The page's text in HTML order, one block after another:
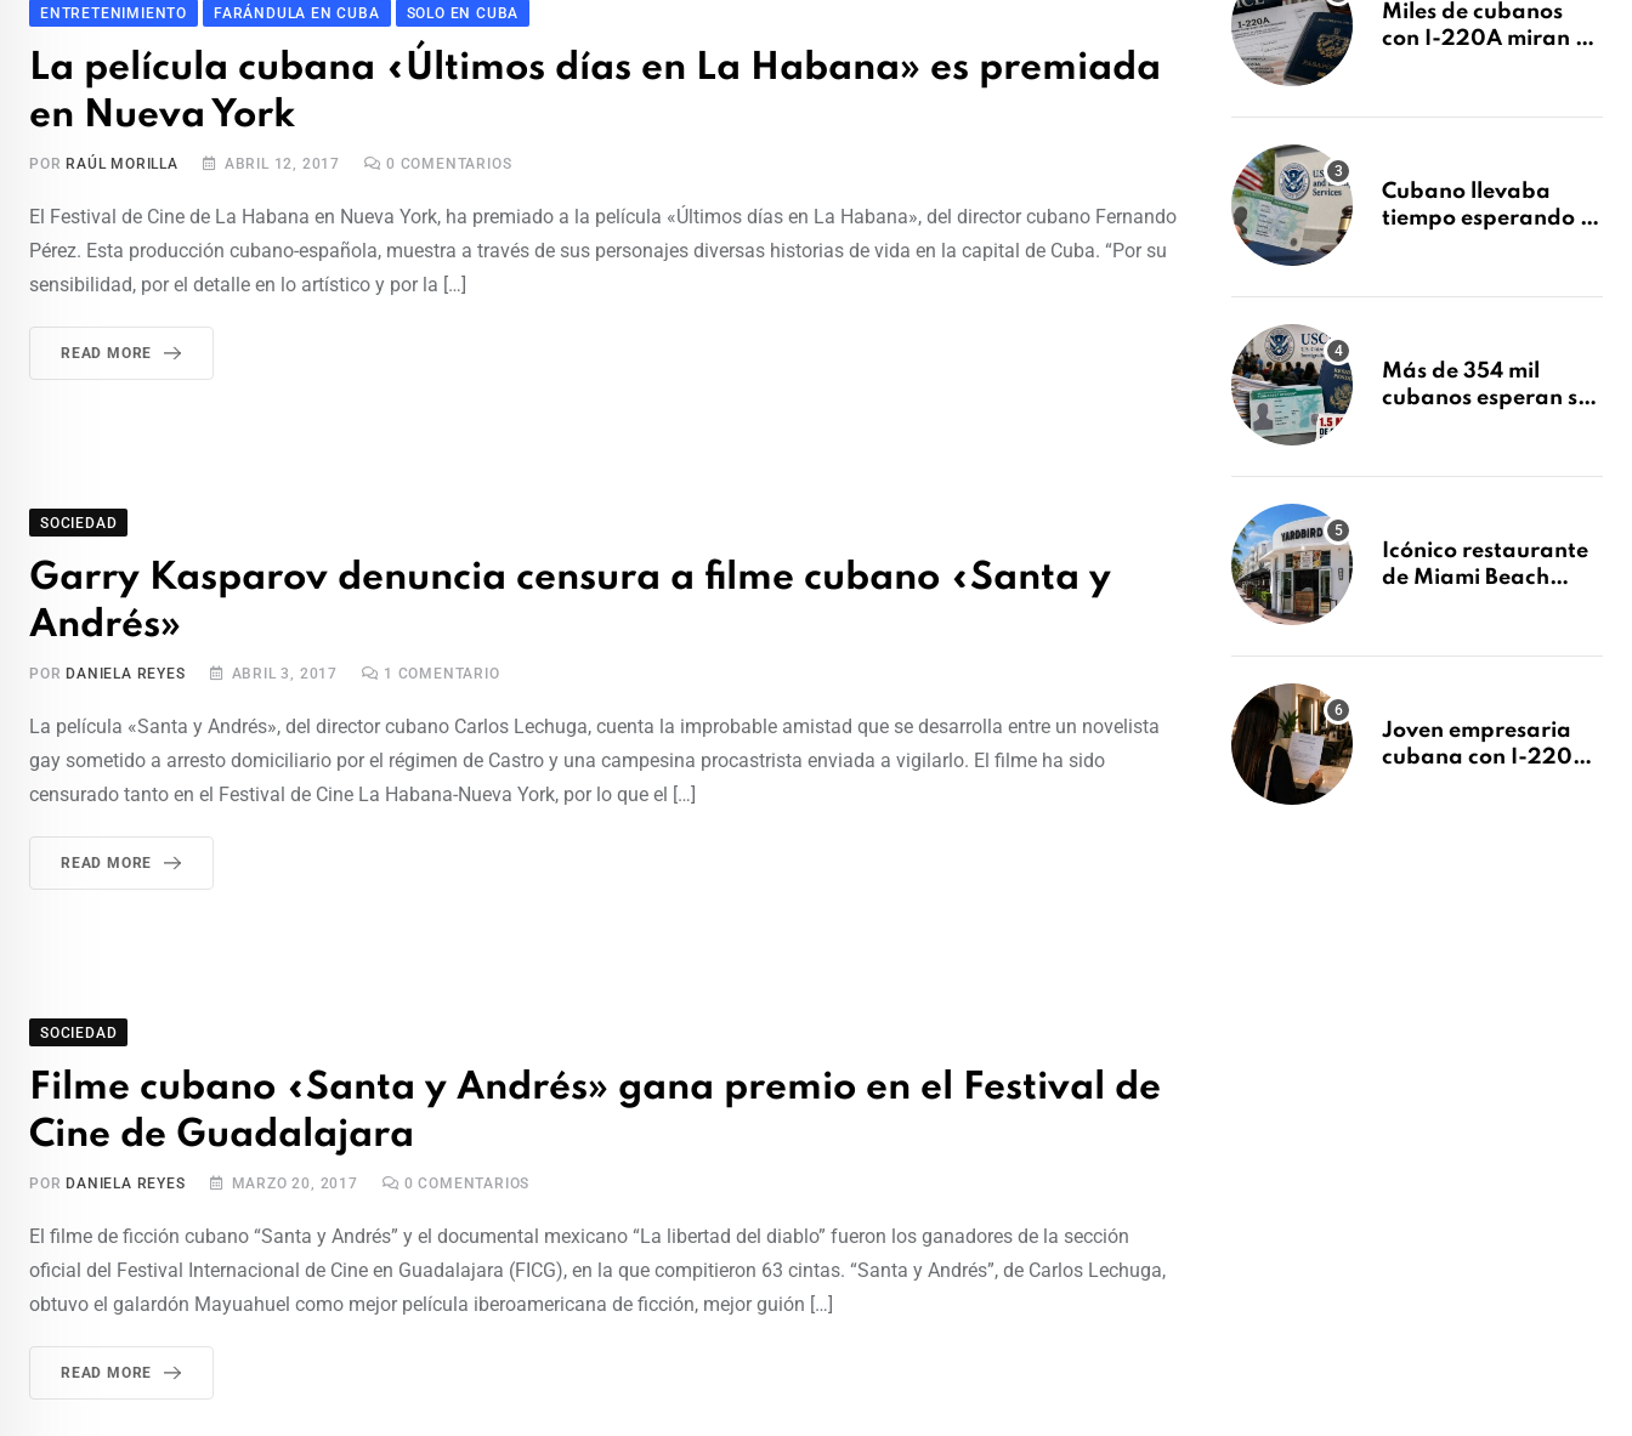
ENTRETENIMIENTO FARÁNDULA EN CUBA SOLO EN CUBA
La película cubana «Últimos días en La Habana» es premiada
en Nueva York
POR RAÚL MORILLA ABRIL 12, 2017 0 COMENTARIOS
El Festival de Cine de La Habana en Nueva York, ha premiado a la película «Últimos días en La Habana», del director cubano Fernando
Pérez. Esta producción cubano-española, muestra a través de sus personajes diversas historias de vida en la capital de Cuba. “Por su
sensibilidad, por el detalle en lo artístico y por la […]
READ MORE
SOCIEDAD
Garry Kasparov denuncia censura a filme cubano «Santa y
Andrés»
POR DANIELA REYES ABRIL 3, 2017 1 COMENTARIO
La película «Santa y Andrés», del director cubano Carlos Lechuga, cuenta la improbable amistad que se desarrolla entre un novelista
gay sometido a arresto domiciliario por el régimen de Castro y una campesina procastrista enviada a vigilarlo. El filme ha sido
censurado tanto en el Festival de Cine La Habana-Nueva York, por lo que el […]
READ MORE
SOCIEDAD
Filme cubano «Santa y Andrés» gana premio en el Festival de
Cine de Guadalajara
POR DANIELA REYES MARZO 20, 2017 0 COMENTARIOS
El filme de ficción cubano “Santa y Andrés” y el documental mexicano “La libertad del diablo” fueron los ganadores de la sección
oficial del Festival Internacional de Cine en Guadalajara (FICG), en la que compitieron 63 cintas. “Santa y Andrés”, de Carlos Lechuga,
obtuvo el galardón Mayuahuel como mejor película iberoamericana de ficción, mejor guión […]
READ MORE
Miles de cubanos
con I-220A miran al
decidirse en una
Cubano llevaba
tiempo esperando su
tras Writ of
Más de 354 mil
cubanos esperan su
millones de
Icónico restaurante
de Miami Beach
después de 15 años
Joven empresaria
cubana con I-220A